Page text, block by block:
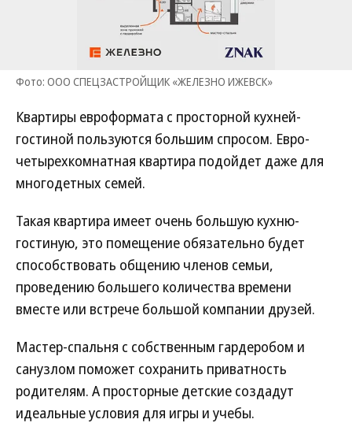
Фото: ООО СПЕЦЗАСТРОЙЩИК «ЖЕЛЕЗНО ИЖЕВСК»
Квартиры евроформата с просторной кухней-
гостиной пользуются большим спросом. Евро-
четырехкомнатная квартира подойдет даже для
многодетных семей.
Такая квартира имеет очень большую кухню-
гостиную, это помещение обязательно будет
способствовать общению членов семьи,
проведению большего количества времени
вместе или встрече большой компании друзей.
Мастер-спальня с собственным гардеробом и
санузлом поможет сохранить приватность
родителям. А просторные детские создадут
идеальные условия для игры и учебы.